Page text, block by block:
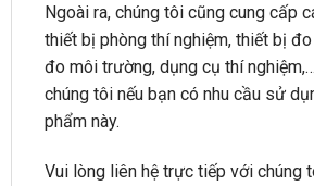
Ngoài ra, chúng tôi cũng cung cấp
thiết bị phòng thí nghiệm, thiết bị
đo môi trường, dụng cụ thí
chúng tôi nếu bạn có nhu cầu sử
phẩm này.
Vui lòng liên hệ trực tiếp với chúng